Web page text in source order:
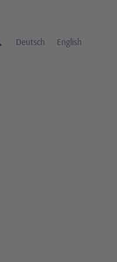
Deutsch English